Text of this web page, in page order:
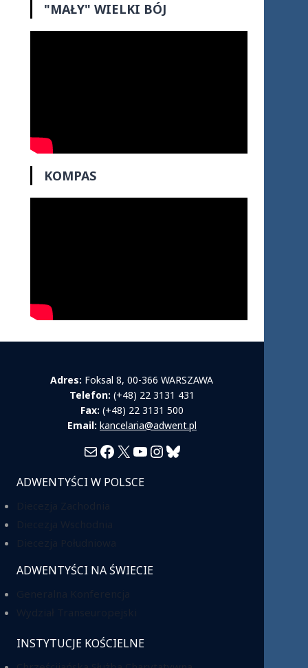
"MAŁY" WIELKI BÓJ
KOMPAS
Adres: Foksal 8, 00-366 WARSZAWA
Telefon: (+48) 22 3131 431
Fax: (+48) 22 3131 500
Email: kancelaria@adwent.pl
MailFacebook
X YouTube
Instagram
Bluesky
ADWENTYŚCI W POLSCE
ADWENTYŚCI NA ŚWIECIE
INSTYTUCJE KOŚCIELNE